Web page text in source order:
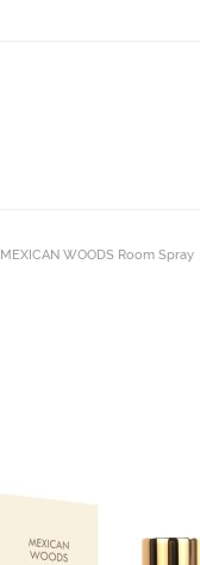
MEXICAN WOODS Room Spray